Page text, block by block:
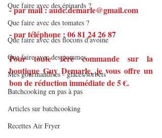
Que faire avec des épinards ?
Que faire avec des tomates ?
Que faire avec des flocons d'avoine
Que faire avec des pommes
Mes gourmandises - glaces/sorbets
Batchcooking en pas à pas
Articles sur batchcooking
Recettes Air Fryer
- par mail : aude.demarle@gmail.com
- par téléphone : 06 81 24 26 87
Pour toute 1ère commande sur la
boutique Guy Demarle, je vous offre un
bon de réduction immédiate de 5 €.